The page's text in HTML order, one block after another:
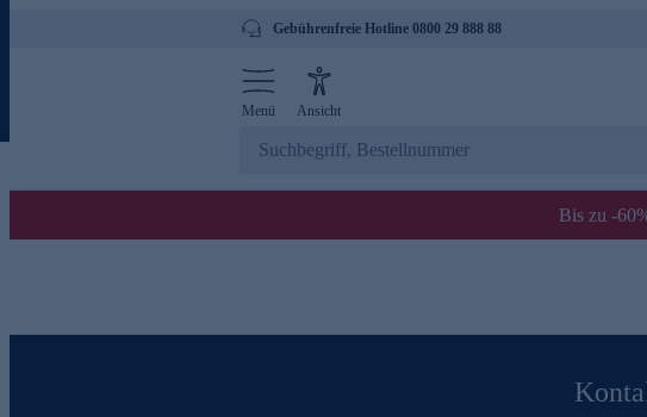
Gebührenfreie Hotline 0800 29 888 88
Menü Ansicht
Bis zu -